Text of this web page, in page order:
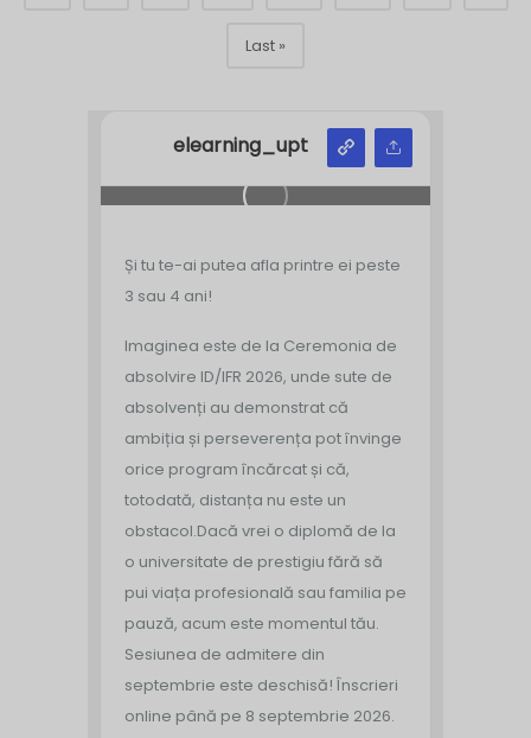
Last »
elearning_upt
Și tu te-ai putea afla printre ei peste
3 sau 4 ani!
Imaginea este de la Ceremonia de
absolvire ID/IFR 2026, unde sute de
absolvenți au demonstrat că
ambiția și perseverența pot învinge
orice program încărcat și că,
totodată, distanța nu este un
obstacol.Dacă vrei o diplomă de la
o universitate de prestigiu fără să
pui viața profesională sau familia pe
pauză, acum este momentul tău.
Sesiunea de admitere din
septembrie este deschisă! Înscrieri
online până pe 8 septembrie 2026.